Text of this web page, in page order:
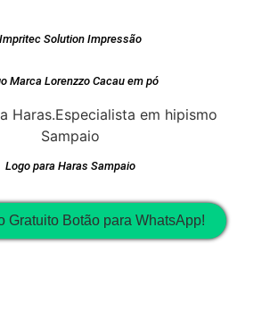
Impritec Solution Impressão
Marca Lorenzzo Cacau em pó
Logo para Haras Sampaio
Gratuito Botão para WhatsApp!